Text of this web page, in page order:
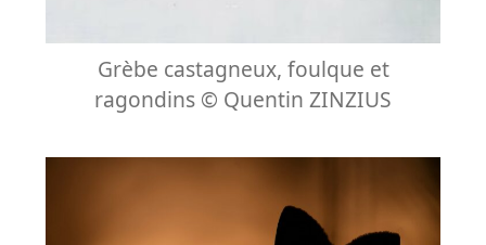
Grèbe castagneux, foulque et
ragondins © Quentin ZINZIUS